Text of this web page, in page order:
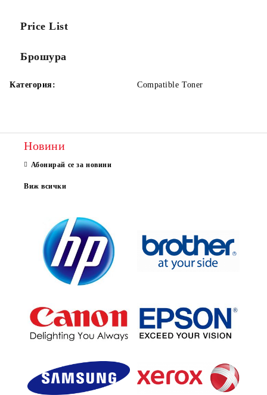
Price List
Брошура
Категория: Compatible Toner
Новини
Абонирай се за новини
Виж всички